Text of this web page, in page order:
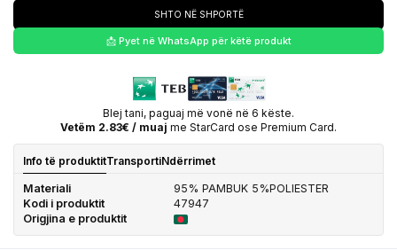
SHTO NË SHPORTË
📩 Pyet në WhatsApp për këtë produkt
Blej tani, paguaj më vonë në 6 këste.
Vetëm 2.83€ / muaj me StarCard ose Premium Card.
Info të produktitTransportiNdërrimet
Materiali
95% PAMBUK 5%POLIESTER
Kodi i produktit
47947
Origjina e produktit